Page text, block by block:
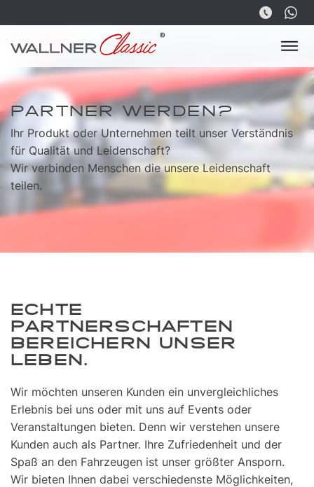
PARTNER WERDEN?
Ihr Produkt oder Unternehmen teilt unser Verständnis
für Qualität und Leidenschaft?
Wir verbinden Menschen die unsere Leidenschaft
teilen.
ECHTE
PARTNERSCHAFTEN
BEREICHERN UNSER
LEBEN.
Wir möchten unseren Kunden ein unvergleichliches
Erlebnis bei uns oder mit uns auf Events oder
Veranstaltungen bieten. Denn wir verstehen unsere
Kunden auch als Partner. Ihre Zufriedenheit und der
Spaß an den Fahrzeugen ist unser größter Ansporn.
Wir bieten Ihnen dabei verschiedenste Möglichkeiten,